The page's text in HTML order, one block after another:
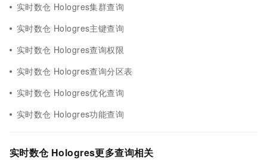
实时数仓 Hologres集群查询
实时数仓 Hologres主键查询
实时数仓 Hologres查询权限
实时数仓 Hologres查询分区表
实时数仓 Hologres优化查询
实时数仓 Hologres功能查询
实时数仓 Hologres更多查询相关